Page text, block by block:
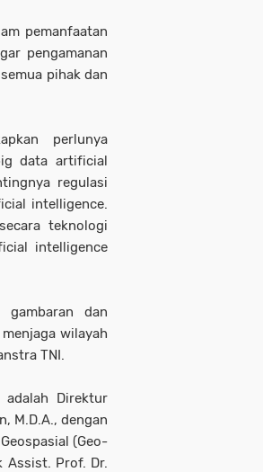
pemanfaatan
pengamanan
pihak dan
perlunya
data artificial
regulasi
intelligence.
teknologi
intelligence
gambaran dan
wilayah
TNI.
Direktur
M.D.A., dengan
(Geo-
Assist. Prof. Dr.